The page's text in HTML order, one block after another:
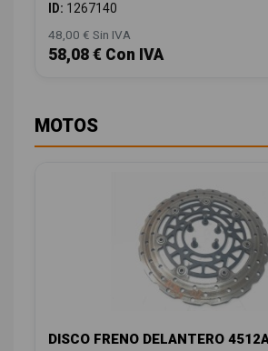
ID: 1267140
48,00 € Sin IVA
58,08 € Con IVA
MOTOS
DISCO FRENO DELANTERO